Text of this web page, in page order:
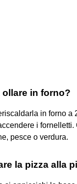
ollare in forno?
in forno a
i
pesce o verdura.
la pizza alla